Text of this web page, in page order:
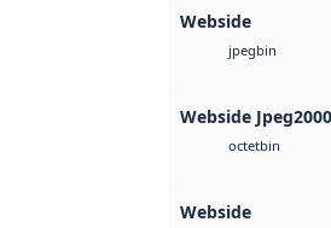
Webside
jpegbin
Webside Jpeg2000
octetbin
Webside